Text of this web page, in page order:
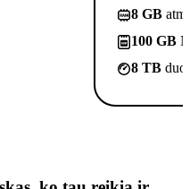
8 GB
100 GB
8 TB